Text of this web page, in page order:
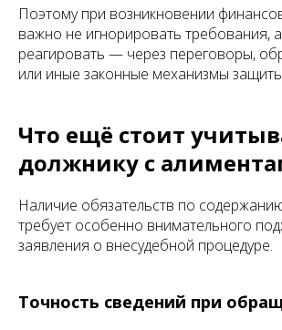
Поэтому при возникновении
важно не игнорировать требования,
реагировать — через переговоры,
или иные законные механизмы
Что ещё стоит
должнику с
Наличие обязательств по
требует особенно внимательного
заявления о внесудебной процедуре.
Точность сведений при